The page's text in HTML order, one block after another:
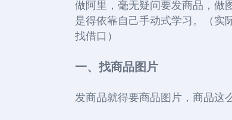
做阿里，毫无疑问要发商品，做
是得依靠自己手动式学习。（ 实
找借口 ）
一、找商品图片
发商品就得要商品图片，商品这